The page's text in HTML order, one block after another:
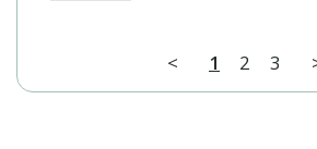
< 1 2 3